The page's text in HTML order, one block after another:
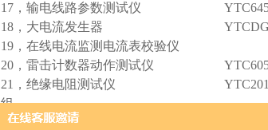
17，输电线路参数测试仪
18，大电流发生器 YTCDG-
19，在线电流监测电流表校验
20，雷击计数器动作测试仪
21，绝缘电阻测试仪 YTC2010
组
绝缘电阻及